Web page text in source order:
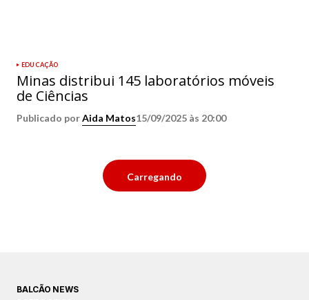
EDUCAÇÃO
Minas distribui 145 laboratórios móveis
de Ciências
Publicado porAida Matos15/09/2025 às 20:00
Carregando
BALCÃO NEWS